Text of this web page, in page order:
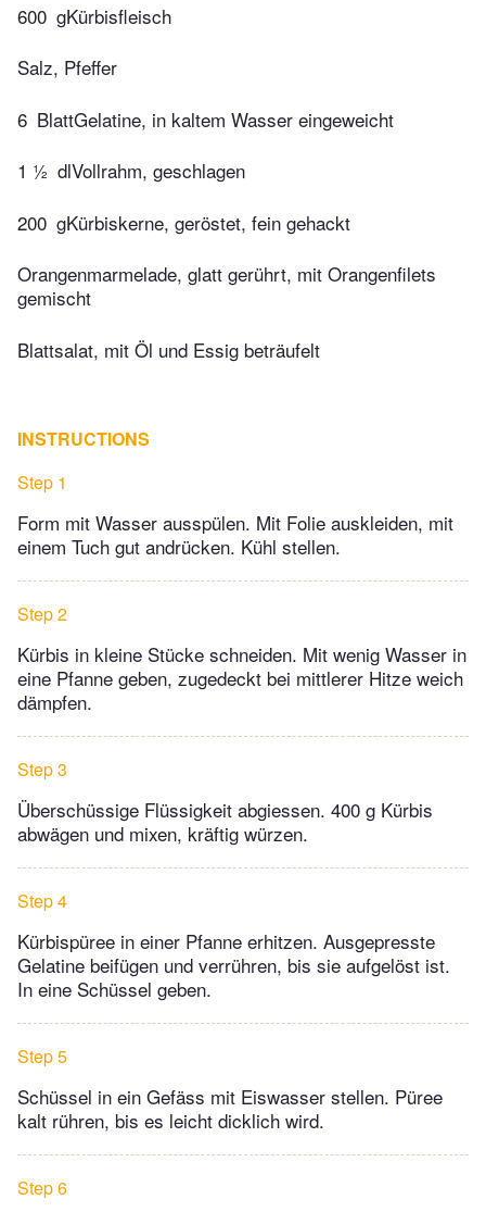
600 gKürbisfleisch
Salz, Pfeffer
6 BlattGelatine, in kaltem Wasser eingeweicht
1 ½ dlVollrahm, geschlagen
200 gKürbiskerne, geröstet, fein gehackt
Orangenmarmelade, glatt gerührt, mit Orangenfilets
gemischt
Blattsalat, mit Öl und Essig beträufelt
INSTRUCTIONS
Step 1
Form mit Wasser ausspülen. Mit Folie auskleiden, mit
einem Tuch gut andrücken. Kühl stellen.
Step 2
Kürbis in kleine Stücke schneiden. Mit wenig Wasser in
eine Pfanne geben, zugedeckt bei mittlerer Hitze weich
dämpfen.
Step 3
Überschüssige Flüssigkeit abgiessen. 400 g Kürbis
abwägen und mixen, kräftig würzen.
Step 4
Kürbispüree in einer Pfanne erhitzen. Ausgepresste
Gelatine beifügen und verrühren, bis sie aufgelöst ist.
In eine Schüssel geben.
Step 5
Schüssel in ein Gefäss mit Eiswasser stellen. Püree
kalt rühren, bis es leicht dicklich wird.
Step 6